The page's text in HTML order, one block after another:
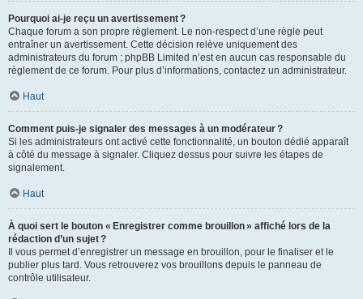
Pourquoi ai-je reçu un avertissement ?
Chaque forum a son propre règlement. Le non-respect d’une règle peut
entraîner un avertissement. Cette décision relève uniquement des
administrateurs du forum ; phpBB Limited n’est en aucun cas responsable du
règlement de ce forum. Pour plus d’informations, contactez un administrateur.
Haut
Comment puis-je signaler des messages à un modérateur ?
Si les administrateurs ont activé cette fonctionnalité, un bouton dédié apparaît
à côté du message à signaler. Cliquez dessus pour suivre les étapes de
signalement.
Haut
À quoi sert le bouton « Enregistrer comme brouillon » affiché lors de la
rédaction d’un sujet ?
Il vous permet d’enregistrer un message en brouillon, pour le finaliser et le
publier plus tard. Vous retrouverez vos brouillons depuis le panneau de
contrôle utilisateur.